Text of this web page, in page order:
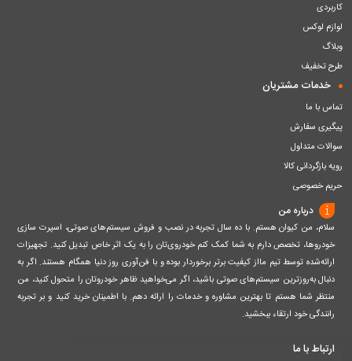
کاربردی
لوازم لوکس
وبلاگ
طرح تخفیف
خدمات مشتریان
تماس با ما
پیگیری سفارش
سوالات متداول
رویه بازگردانی کالا
حریم خصوصی
درباره من
سلام، من کیوان هستم. با ده سال تجربه در نصب و فروش سیستم‌های صوتی، اسپرت سازی
خودروها، تخصص دارم به شما کمک کنم خودروی‌تان را به یک اثر خاص تبدیل کنید. تجهیزات
ارائه‌شده توسط تیم مااز کیفیت برتر برخوردار بوده و با فن‌آوری روز دنیا همگام هستند. اگر به
دنبال به‌روزترین سیستم‌های صوتی باشید، اگر می‌خواهید ظاهر خودروتان را متحول کنید، من
منتظر شما هستم تا بهترین مشاوره و خدمات را ارائه دهم. با اطمینان خرید کنید و بر تجربه
رانندگی خود ارتقاء ببخشید.
ارتباط با ما